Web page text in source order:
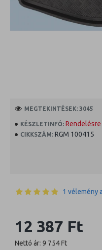
KÉSZLETINFÓ: Rendelésre
CIKKSZÁM: RGM 100415
MEGTEKINTÉSEK: 3045
1 vélemény
12 387 Ft
Nettó ár: 9 754 Ft